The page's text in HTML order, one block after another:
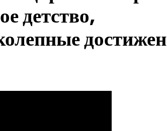
детство,